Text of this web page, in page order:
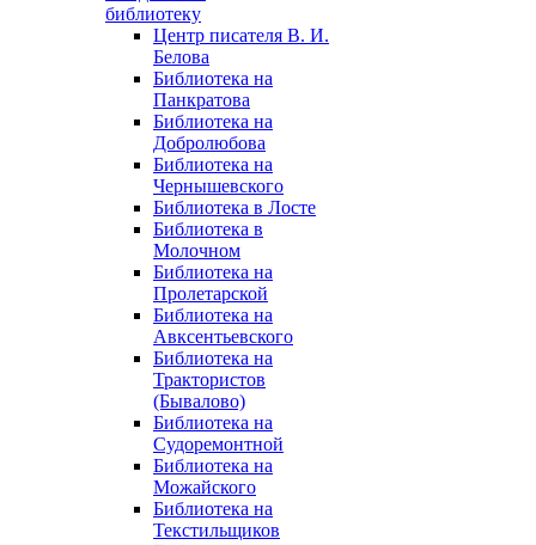
библиотеку
Центр писателя В. И.
Белова
Библиотека на
Панкратова
Библиотека на
Добролюбова
Библиотека на
Чернышевского
Библиотека в Лосте
Библиотека в
Молочном
Библиотека на
Пролетарской
Библиотека на
Авксентьевского
Библиотека на
Трактористов
(Бывалово)
Библиотека на
Судоремонтной
Библиотека на
Можайского
Библиотека на
Текстильщиков